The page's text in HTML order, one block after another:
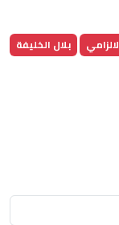
بلال الخليفة